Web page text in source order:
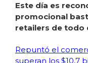
Este día es
promocional
retailers de todo
Repuntó el
superan los $10,7